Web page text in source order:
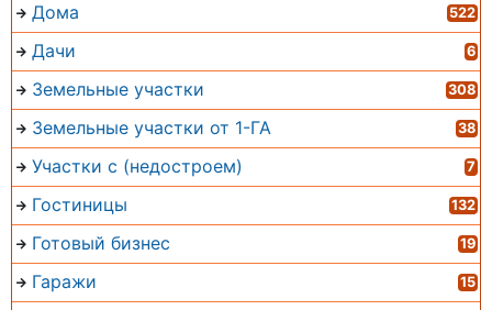
Дома 522
Дачи 6
Земельные участки 308
Земельные участки от 1-ГА 38
Участки с (недостроем) 7
Гостиницы 132
Готовый бизнес 19
Гаражи 15